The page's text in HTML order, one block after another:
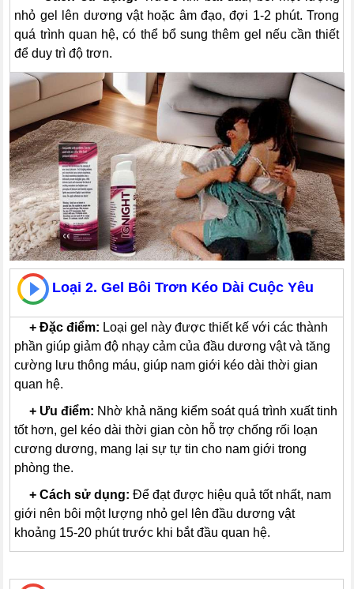
nhỏ gel lên dương vật hoặc âm đạo, đợi 1-2 phút. Trong
quá trình quan hệ, có thể bổ sung thêm gel nếu cần thiết
để duy trì độ trơn.
Loại 2. Gel Bôi Trơn Kéo Dài Cuộc Yêu
+Đặc điểm: Loại gel này được thiết kế với các thành
phần giúp giảm độ nhạy cảm của đầu dương vật và tăng
cường lưu thông máu, giúp nam giới kéo dài thời gian
quan hệ.
+ Ưu điểm: Nhờ khả năng kiểm soát quá trình xuất tinh
tốt hơn, gel kéo dài thời gian còn hỗ trợ chống rối loạn
cương dương, mang lại sự tự tin cho nam giới trong
phòng the.
+Cách sử dụng: Để đạt được hiệu quả tốt nhất, nam
giới nên bôi một lượng nhỏ gel lên đầu dương vật
khoảng 15-20 phút trước khi bắt đầu quan hệ.